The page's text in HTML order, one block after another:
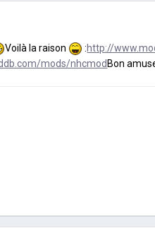
Voilà la raison :http://
mods/nhcmod Bon